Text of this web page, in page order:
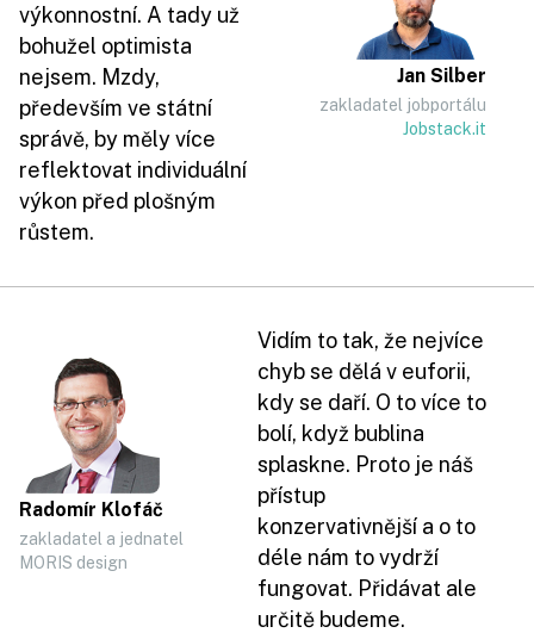
Jan Silber
zakladatel jobportálu
Jobstack.it
výkonnostní. A tady už
bohužel optimista
nejsem. Mzdy,
především ve státní
správě, by měly více
reflektovat individuální
výkon před plošným
růstem.
Radomír Klofáč
zakladatel a jednatel
MORIS design
Vidím to tak, že nejvíce
chyb se dělá v euforii,
kdy se daří. O to více to
bolí, když bublina
splaskne. Proto je náš
přístup
konzervativnější a o to
déle nám to vydrží
fungovat. Přidávat ale
určitě budeme.